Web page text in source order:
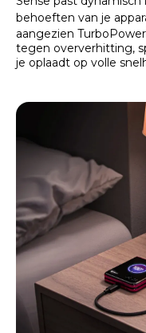
behoeften van je
aangezien TurboPower
tegen oververhitting,
je oplaadt op volle